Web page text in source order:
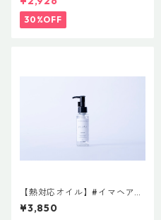
合】ハホニコプロ ジュウロク
ユ 120mL
30%OFF
【熱対応オイル】#イマヘアケ
アオイル 75mL 洗い流さな
いトリートメント
¥3,850